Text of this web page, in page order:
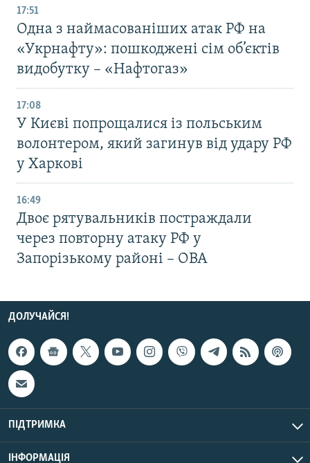
17:51
Одна з наймасованіших атак РФ на
«Укрнафту»: пошкоджені сім об’єктів
видобутку – «Нафтогаз»
17:08
У Києві попрощалися із польським
волонтером, який загинув від удару РФ
у Харкові
16:49
Двоє рятувальників постраждали
через повторну атаку РФ у
Запорізькому районі – ОВА
ДОЛУЧАЙСЯ!
ПІДТРИМКА
ІНФОРМАЦІЯ